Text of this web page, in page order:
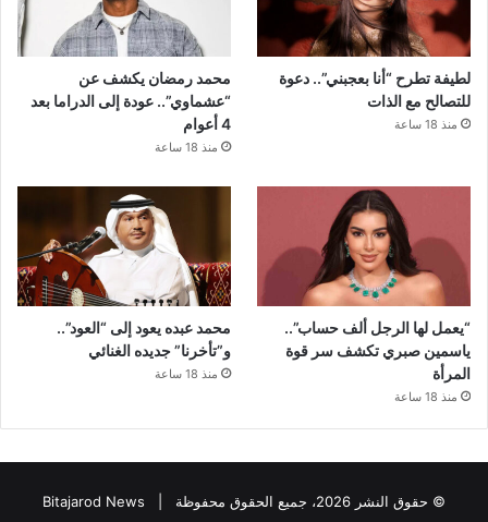
لطيفة تطرح “أنا بعجبني”.. دعوة
للتصالح مع الذات
منذ 18 ساعة
محمد رمضان يكشف عن
“عشماوي”.. عودة إلى الدراما بعد
4 أعوام
منذ 18 ساعة
“يعمل لها الرجل ألف حساب”..
ياسمين صبري تكشف سر قوة
المرأة
منذ 18 ساعة
محمد عبده يعود إلى “العود”..
و”تأخرنا” جديده الغنائي
منذ 18 ساعة
© حقوق النشر 2026، جميع الحقوق محفوظة | Bitajarod News